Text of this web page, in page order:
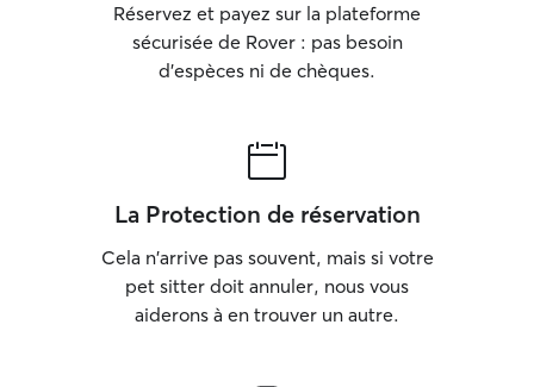
Réservez et payez sur la plateforme
sécurisée de Rover : pas besoin
d'espèces ni de chèques.
La Protection de réservation
Cela n'arrive pas souvent, mais si votre
pet sitter doit annuler, nous vous
aiderons à en trouver un autre.